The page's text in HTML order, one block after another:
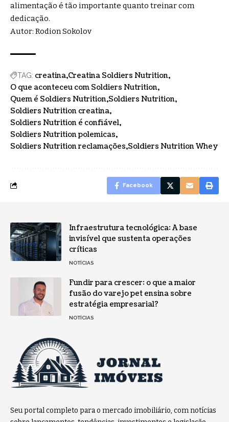
alimentação é tão importante quanto treinar com
dedicação.
Autor: Rodion Sokolov
TAG: creatina Creatina Soldiers Nutrition
O que aconteceu com Soldiers Nutrition
Quem é Soldiers Nutrition Soldiers Nutrition
Soldiers Nutrition creatina
Soldiers Nutrition é confiável
Soldiers Nutrition polemicas
Soldiers Nutrition reclamações Soldiers Nutrition Whey
Facebook
Infraestrutura tecnológica: A base
invisível que sustenta operações
críticas
NOTÍCIAS
Fundir para crescer: o que a maior
fusão do varejo pet ensina sobre
estratégia empresarial?
NOTÍCIAS
Seu portal completo para o mercado imobiliário, com notícias